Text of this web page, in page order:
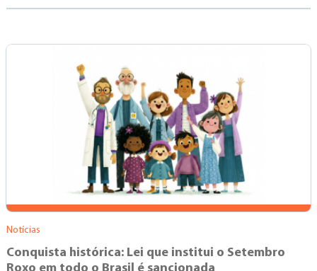
Notícias
Conquista histórica: Lei que institui o Setembro